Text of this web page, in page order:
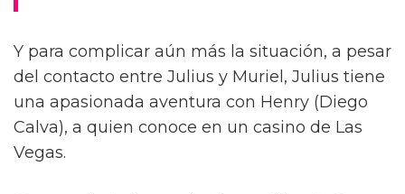
Y para complicar aún más la situación, a pesar
del contacto entre Julius y Muriel, Julius tiene
una apasionada aventura con Henry (Diego
Calva), a quien conoce en un casino de Las
Vegas.